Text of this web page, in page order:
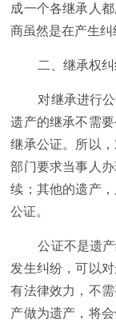
成一个各继承人
商虽然是在产生
二、继承权
对继承进行
遗产的继承不需
继承公证。所以
部门要求当事人
续；其他的遗产
公证。
公证不是遗
发生纠纷，可以
有法律效力，不
产做为遗产，将